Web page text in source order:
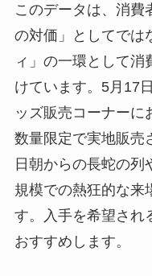
このデータは、消費
の対価」としてでは
ィ」の一環として
けています。5月17
ッズ販売コーナーに
数量限定で実地販売
日朝からの長蛇の列
規模での熱狂的な来
す。入手を希望され
おすすめします。